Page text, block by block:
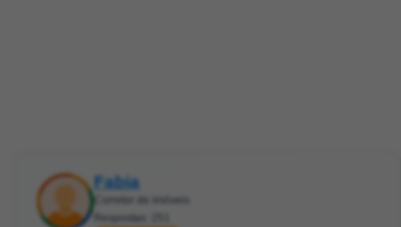
Fabia
Corretor de imóveis
Respostas: 251